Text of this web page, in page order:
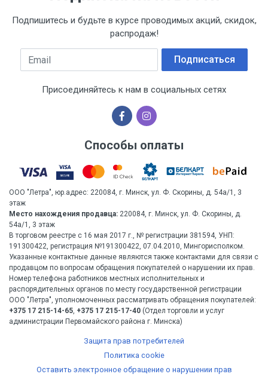
Подпишитесь и будьте в курсе проводимых акций, скидок,
распродаж!
Email Подписаться
Присоединяйтесь к нам в социальных сетях
Способы оплаты
ООО "Летра", юр.адрес: 220084, г. Минск, ул. Ф. Скорины, д. 54а/1, 3
этаж
Место нахождения продавца: 220084, г. Минск, ул. Ф. Скорины, д.
54а/1, 3 этаж
В торговом реестре с 16 мая 2017 г., № регистрации 381594, УНП:
191300422, регистрация №191300422, 07.04.2010, Мингорисполком.
Указанные контактные данные являются также контактами для связи с
продавцом по вопросам обращения покупателей о нарушении их прав.
Номер телефона работников местных исполнительных и
распорядительных органов по месту государственной регистрации
ООО "Летра", уполномоченных рассматривать обращения покупателей:
+375 17 215-14-65, +375 17 215-17-40 (Отдел торговли и услуг
администрации Первомайского района г. Минска)
Защита прав потребителей
Политика cookie
Оставить электронное обращение о нарушении прав